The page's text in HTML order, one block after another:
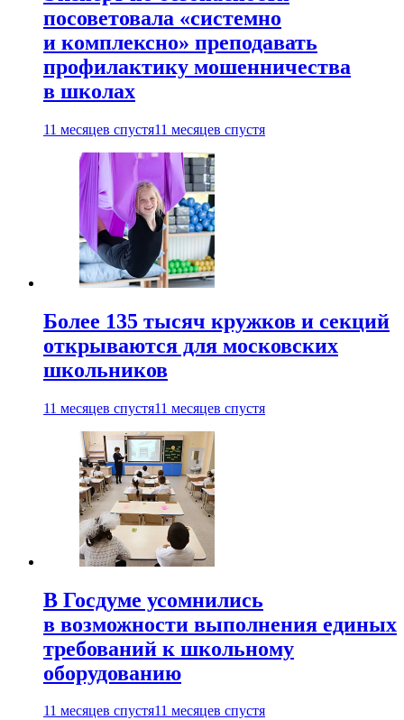
посоветовала «системно
и комплексно» преподавать
профилактику мошенничества
в школах
11 месяцев спустя11 месяцев спустя
Более 135 тысяч кружков и секций
открываются для московских
школьников
11 месяцев спустя11 месяцев спустя
В Госдуме усомнились
в возможности выполнения единых
требований к школьному
оборудованию
11 месяцев спустя11 месяцев спустя